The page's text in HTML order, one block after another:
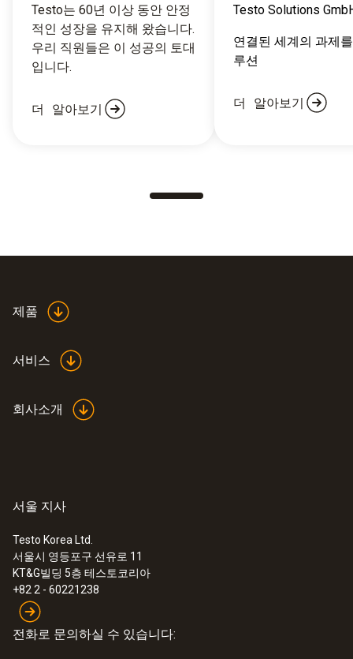
Testo는 60년 이상 동안 안정
적인 성장을 유지해 왔습니다.
우리 직원들은 이 성공의 토대
입니다.
더 알아보기
Testo Solutions
연결된 세계의 과제
루션
더 알아보기
제품
서비스
회사소개
서울 지사
Testo Korea Ltd.
서울시 영등포구 선유로 11
KT&G빌딩 5층 테스토코리아
+82 2 - 60221238
전화로 문의하실 수 있습니다: